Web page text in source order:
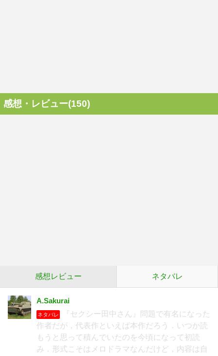
感想・レビュー(150)
感想レビュー ネタバレ
A.Sakurai
ネタバレ
『セクシー田中さん』問題で有名になった
作者だが，代表作といえば本作だろう．いつか読
もうと思って積んでいたのを今頃になって初読
み．形式こそはメロドラマなんだけど，内容は自